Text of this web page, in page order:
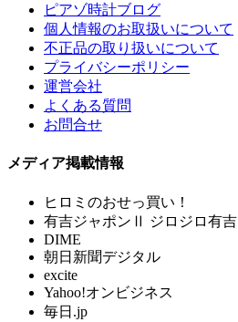
ピアゾ時計ブログ
個人情報のお取扱いについて
不正品の取り扱いについて
プライバシーポリシー
運営会社
よくある質問
お問合せ
メディア掲載情報
ヒロミのおせっ買い！
有吉ジャポンⅡ ジロジロ有吉
DIME
朝日新聞デジタル
excite
Yahoo!オンビジネス
毎日.jp